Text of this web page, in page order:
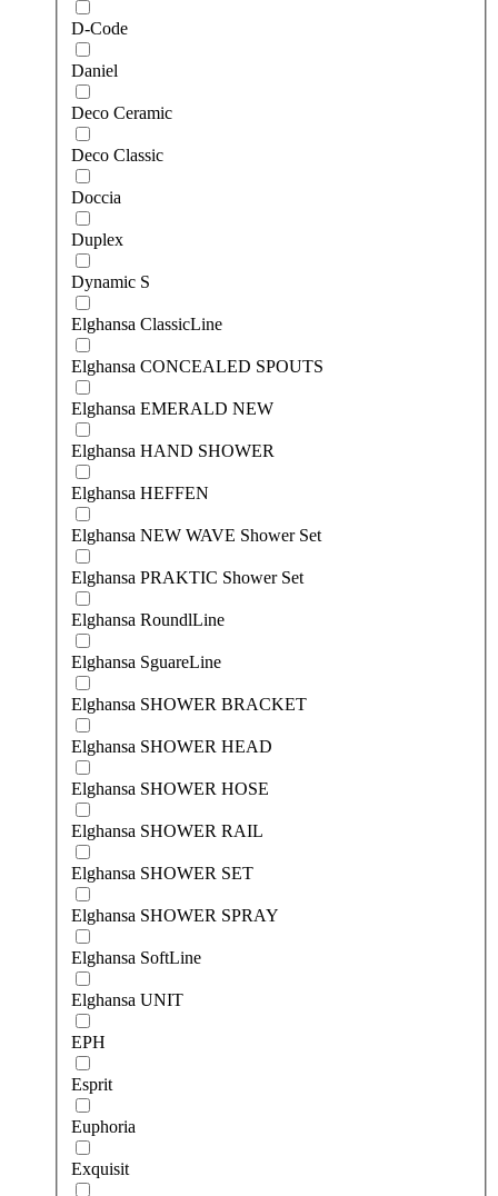
D-Code
Daniel
Deco Ceramic
Deco Classic
Doccia
Duplex
Dynamic S
Elghansa ClassicLine
Elghansa CONCEALED SPOUTS
Elghansa EMERALD NEW
Elghansa HAND SHOWER
Elghansa HEFFEN
Elghansa NEW WAVE Shower Set
Elghansa PRAKTIC Shower Set
Elghansa RoundlLine
Elghansa SguareLine
Elghansa SHOWER BRACKET
Elghansa SHOWER HEAD
Elghansa SHOWER HOSE
Elghansa SHOWER RAIL
Elghansa SHOWER SET
Elghansa SHOWER SPRAY
Elghansa SoftLine
Elghansa UNIT
EPH
Esprit
Euphoria
Exquisit